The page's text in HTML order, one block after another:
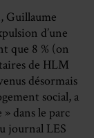
Guillaume
d’une
que 8 % (on
de HLM
désormais
social, a
dans le parc
journal LES